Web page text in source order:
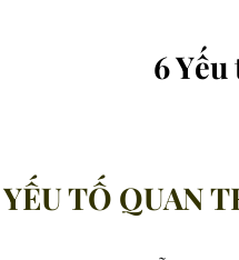
6
TỐ QUAN